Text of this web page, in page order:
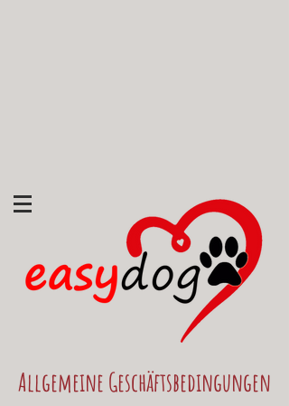
Allgemeine Geschäftsbedingungen